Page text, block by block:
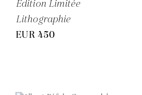
Édition Limitée
Lithographie
EUR 450